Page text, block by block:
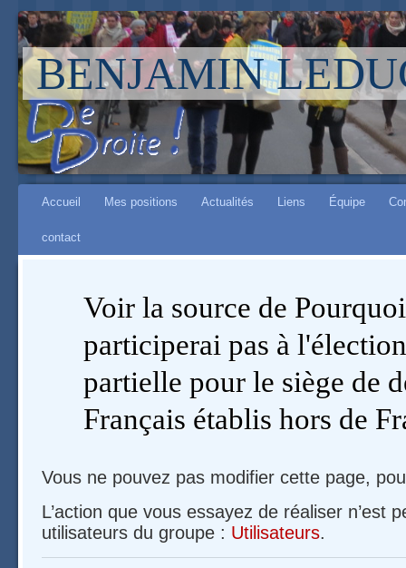
BENJAMIN
Aller à :
navigation
Accueil Mes positions Actualités Liens Équipe
contact
Voir la source de
participerai pas à
partielle pour le siège de
Français établis hors de
Vous ne pouvez pas modifier cette page,
L’action que vous essayez de réaliser n’est
utilisateurs du groupe : Utilisateurs.